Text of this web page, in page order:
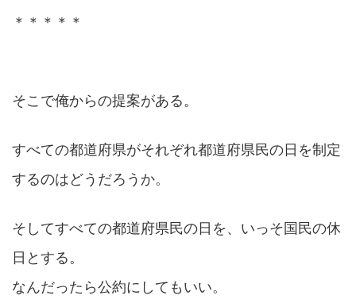
＊＊＊＊＊
そこで俺からの提案がある。
すべての都道府県がそれぞれ都道府県民の日を制定
するのはどうだろうか。
そしてすべての都道府県民の日を、いっそ国民の休
日とする。
なんだったら公約にしてもいい。